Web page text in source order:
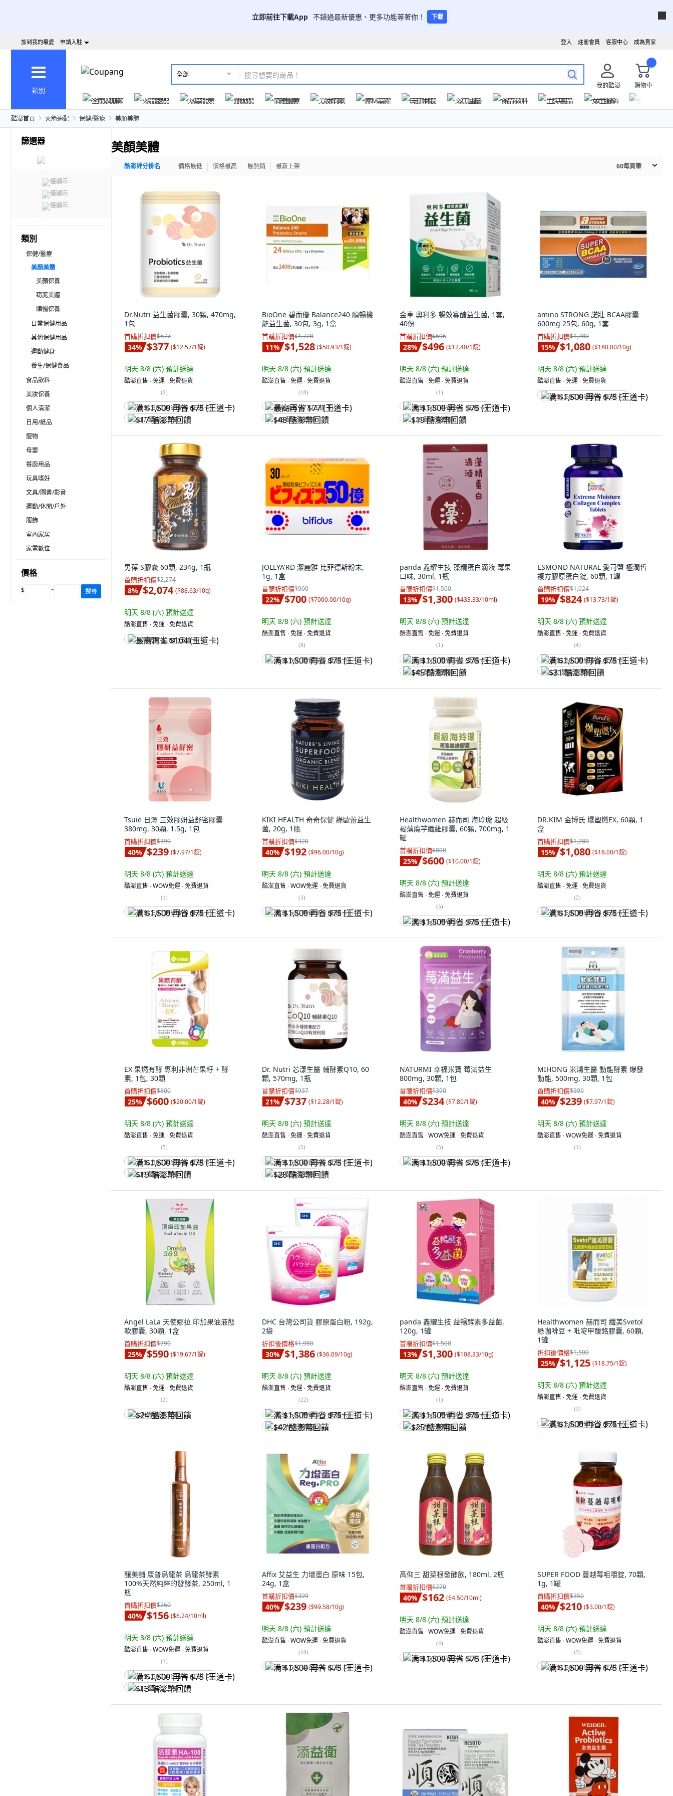
立即前往下載App 不錯過最新優惠、更多功能等著你！ 下載
成為賣家
客服中心
註冊會員
登入
加到我的最愛 申請入駐
類別
全部
我的酷澎
購物車
爸氣父親節
火箭速配 火箭跨境 嬰幼兒 保健醫療 美妝保養 個人清潔 玩具休閒 文具圖書 食品飲料 生活用品 女性服飾
酷澎首頁 火箭速配 保健/醫療 美顏美體
篩選器
僅顯示
僅顯示
僅顯示
類別
保健/醫療
美顏美體
美顏保養
窈窕美體
順暢保養
日常保健用品
其他保健用品
運動健身
養生/保健食品
食品飲料
美妝保養
個人清潔
日用/紙品
寵物
母嬰
餐廚用品
玩具嗜好
文具/圖書/影音
運動/休閒/戶外
服飾
室內家居
家電數位
價格
$ ~ 搜尋
美顏美體
酷澎評分排名 價格最低 價格最高 最熱銷 最新上架 60每頁筆
Dr.Nutri 益生菌膠囊, 30顆, 470mg,
1包
首購折扣價$577
34% $377 ($12.57/1錠)
明天 8/8 (六) 預計送達
酷澎直售 ∙ 免運 ∙ 免費退貨
(2)
满 $1,500 再省 $75 (王道卡)
$17 酷澎幣回饋
BioOne 碧而優 Balance240 順暢機
能益生菌, 30包, 3g, 1盒
首購折扣價$1,728
11% $1,528 ($50.93/1錠)
明天 8/8 (六) 預計送達
酷澎直售 ∙ 免運 ∙ 免費退貨
(10)
最高再省 $77 (王道卡)
$48 酷澎幣回饋
金車 奧利多 暢效寡醣益生菌, 1套,
40份
首購折扣價$696
28% $496 ($12.40/1錠)
明天 8/8 (六) 預計送達
酷澎直售 ∙ 免運 ∙ 免費退貨
(1)
满 $1,500 再省 $75 (王道卡)
$19 酷澎幣回饋
amino STRONG 諾壯 BCAA膠囊
600mg 25包, 60g, 1套
首購折扣價$1,280
15% $1,080 ($180.00/10g)
明天 8/8 (六) 預計送達
酷澎直售 ∙ 免運 ∙ 免費退貨
满 $1,500 再省 $75 (王道卡)
男葆 S膠囊 60顆, 234g, 1瓶
首購折扣價$2,274
8% $2,074 ($88.63/10g)
明天 8/8 (六) 預計送達
酷澎直售 ∙ 免運 ∙ 免費退貨
最高再省 $104 (王道卡)
JOLLYA'RD 潔麗雅 比菲德斯粉末,
1g, 1盒
首購折扣價$900
22% $700 ($7000.00/10g)
明天 8/8 (六) 預計送達
酷澎直售 ∙ 免運 ∙ 免費退貨
(8)
满 $1,500 再省 $75 (王道卡)
panda 鑫耀生技 藻精蛋白滴液 莓果
口味, 30ml, 1瓶
首購折扣價$1,500
13% $1,300 ($433.33/10ml)
明天 8/8 (六) 預計送達
酷澎直售 ∙ 免運 ∙ 免費退貨
(1)
满 $1,500 再省 $75 (王道卡)
$45 酷澎幣回饋
ESMOND NATURAL 愛司盟 極潤皙
複方膠原蛋白錠, 60顆, 1罐
首購折扣價$1,024
19% $824 ($13.73/1錠)
明天 8/8 (六) 預計送達
酷澎直售 ∙ 免運 ∙ 免費退貨
(4)
满 $1,500 再省 $75 (王道卡)
$31 酷澎幣回饋
Tsuie 日濢 三效膠妍益舒密膠囊
380mg, 30顆, 1.5g, 1包
首購折扣價$399
40% $239 ($7.97/1錠)
明天 8/8 (六) 預計送達
酷澎直售 ∙ WOW免運 ∙ 免費退貨
(1)
满 $1,500 再省 $75 (王道卡)
KIKI HEALTH 奇奇保健 綠歐蕾益生
菌, 20g, 1瓶
首購折扣價$320
40% $192 ($96.00/10g)
明天 8/8 (六) 預計送達
酷澎直售 ∙ WOW免運 ∙ 免費退貨
(3)
满 $1,500 再省 $75 (王道卡)
Healthwomen 赫而司 海玲瓏 超級
褐藻魔芋纖維膠囊, 60顆, 700mg, 1
罐
首購折扣價$800
25% $600 ($10.00/1錠)
明天 8/8 (六) 預計送達
酷澎直售 ∙ 免運 ∙ 免費退貨
(5)
满 $1,500 再省 $75 (王道卡)
DR.KIM 金博氏 爆塑燃EX, 60顆, 1
盒
首購折扣價$1,280
15% $1,080 ($18.00/1錠)
明天 8/8 (六) 預計送達
酷澎直售 ∙ 免運 ∙ 免費退貨
(2)
满 $1,500 再省 $75 (王道卡)
EX 果燃有酵 專利非洲芒果籽 + 酵
素, 1包, 30顆
首購折扣價$800
25% $600 ($20.00/1錠)
明天 8/8 (六) 預計送達
酷澎直售 ∙ 免運 ∙ 免費退貨
(5)
满 $1,500 再省 $75 (王道卡)
$19 酷澎幣回饋
Dr. Nutri 芯漾生醫 輔酵素Q10, 60
顆, 570mg, 1瓶
首購折扣價$937
21% $737 ($12.28/1錠)
明天 8/8 (六) 預計送達
酷澎直售 ∙ 免運 ∙ 免費退貨
(5)
满 $1,500 再省 $75 (王道卡)
$28 酷澎幣回饋
NATURMI 幸福米寶 莓滿益生
800mg, 30顆, 1包
首購折扣價$390
40% $234 ($7.80/1錠)
明天 8/8 (六) 預計送達
酷澎直售 ∙ WOW免運 ∙ 免費退貨
(5)
满 $1,500 再省 $75 (王道卡)
MIHONG 米鴻生醫 動能酵素 爆發
動能, 500mg, 30顆, 1包
首購折扣價$399
40% $239 ($7.97/1錠)
明天 8/8 (六) 預計送達
酷澎直售 ∙ WOW免運 ∙ 免費退貨
(1)
Angel LaLa 天使娜拉 印加果油液態
軟膠囊, 30顆, 1盒
首購折扣價$790
25% $590 ($19.67/1錠)
明天 8/8 (六) 預計送達
酷澎直售 ∙ 免運 ∙ 免費退貨
(2)
$24 酷澎幣回饋
DHC 台灣公司貨 膠原蛋白粉, 192g,
2袋
折扣後價格$1,980
30% $1,386 ($36.09/10g)
明天 8/8 (六) 預計送達
酷澎直售 ∙ 免運 ∙ 免費退貨
(22)
满 $1,500 再省 $75 (王道卡)
$42 酷澎幣回饋
panda 鑫耀生技 益暢酵素多益菌,
120g, 1罐
首購折扣價$1,500
13% $1,300 ($108.33/10g)
明天 8/8 (六) 預計送達
酷澎直售 ∙ 免運 ∙ 免費退貨
(1)
满 $1,500 再省 $75 (王道卡)
$25 酷澎幣回饋
Healthwomen 赫而司 纖美Svetol
綠咖啡豆 + 吡啶甲酸鉻膠囊, 60顆,
1罐
折扣後價格$1,500
25% $1,125 ($18.75/1錠)
明天 8/8 (六) 預計送達
酷澎直售 ∙ 免運 ∙ 免費退貨
(3)
满 $1,500 再省 $75 (王道卡)
釀美舖 康普烏龍茶 烏龍茶酵素
100%天然純粹的發酵茶, 250ml, 1
瓶
首購折扣價$260
40% $156 ($6.24/10ml)
明天 8/8 (六) 預計送達
酷澎直售 ∙ WOW免運 ∙ 免費退貨
(1)
满 $1,500 再省 $75 (王道卡)
$13 酷澎幣回饋
Affix 艾益生 力增蛋白 原味 15包,
24g, 1盒
首購折扣價$399
40% $239 ($99.58/10g)
明天 8/8 (六) 預計送達
酷澎直售 ∙ WOW免運 ∙ 免費退貨
(10)
满 $1,500 再省 $75 (王道卡)
高仰三 甜菜根發酵飲, 180ml, 2瓶
首購折扣價$270
40% $162 ($4.50/10ml)
明天 8/8 (六) 預計送達
酷澎直售 ∙ WOW免運 ∙ 免費退貨
(4)
满 $1,500 再省 $75 (王道卡)
SUPER FOOD 蔓越莓咀嚼錠, 70顆,
1g, 1罐
首購折扣價$350
40% $210 ($3.00/1錠)
明天 8/8 (六) 預計送達
酷澎直售 ∙ WOW免運 ∙ 免費退貨
(3)
满 $1,500 再省 $75 (王道卡)